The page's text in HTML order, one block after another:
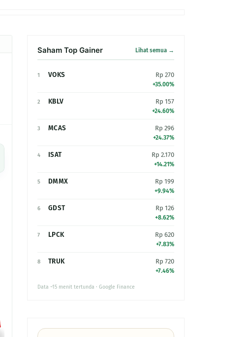
Saham Top Gainer Lihat semua →
1 VOKS Rp 270
+35.00%
2 KBLV Rp 157
+24.60%
3 MCAS Rp 296
+24.37%
4 ISAT Rp 2.170
+14.21%
5 DMMX Rp 199
+9.94%
6 GDST Rp 126
+8.62%
7 LPCK Rp 620
+7.83%
8 TRUK Rp 720
+7.46%
Data ~15 menit tertunda · Google Finance